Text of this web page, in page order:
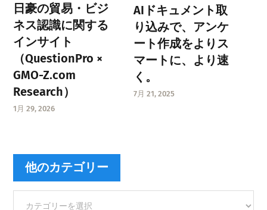
日豪の貿易・ビジ
ネス認識に関する
インサイト
（QuestionPro ×
GMO-Z.com
Research）
1月 29, 2026
AIドキュメント取
り込みで、アンケ
ート作成をよりス
マートに、より速
く。
7月 21, 2025
他のカテゴリー